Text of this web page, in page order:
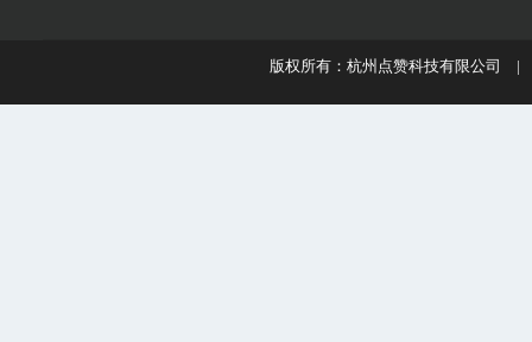
版权所有：杭州点赞科技有限公司